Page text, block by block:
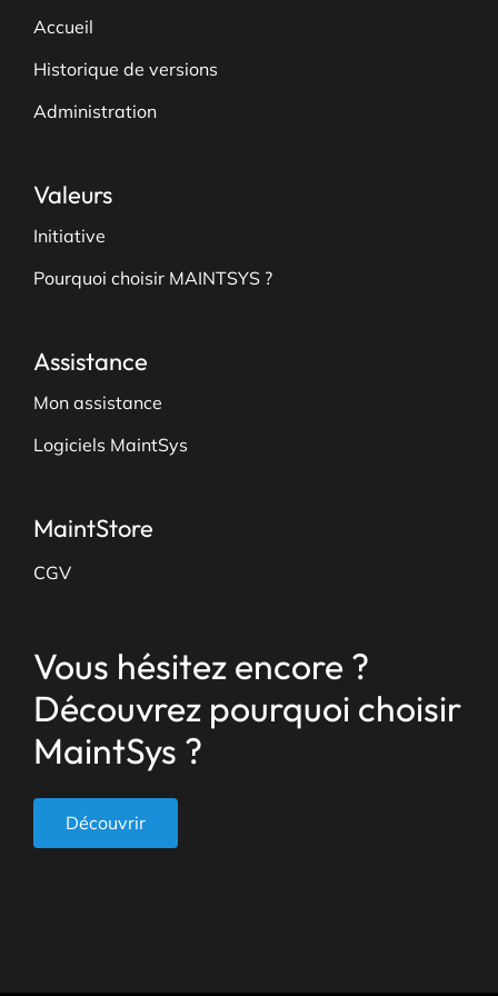
Accueil
Historique de versions
Administration
Valeurs
Initiative
Pourquoi choisir MAINTSYS ?
Assistance
Mon assistance
Logiciels MaintSys
MaintStore
CGV
Vous hésitez encore ?
Découvrez pourquoi choisir
MaintSys ?
Découvrir